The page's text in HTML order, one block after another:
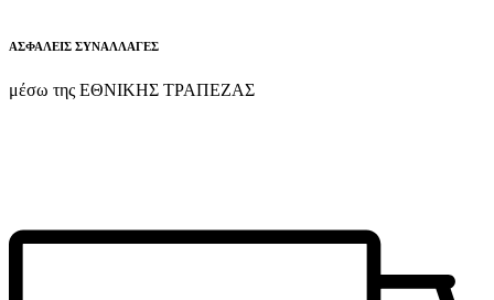
ΑΣΦΑΛΕΙΣ ΣΥΝΑΛΛΑΓΕΣ
μέσω της ΕΘΝΙΚΗΣ ΤΡΑΠΕΖΑΣ